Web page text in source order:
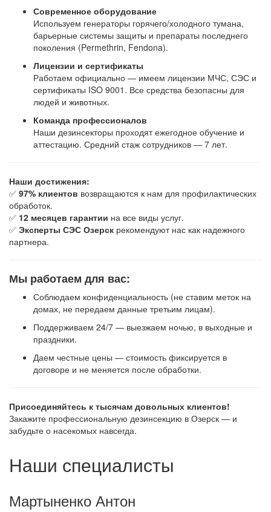
Современное оборудование
Используем генераторы горячего/холодного тумана,
барьерные системы защиты и препараты последнего
поколения (Permethrin, Fendona).
Лицензии и сертификаты
Работаем официально — имеем лицензии МЧС, СЭС и
сертификаты ISO 9001. Все средства безопасны для
людей и животных.
Команда профессионалов
Наши дезинсекторы проходят ежегодное обучение и
аттестацию. Средний стаж сотрудников — 7 лет.
Наши достижения:
✅ 97% клиентов возвращаются к нам для профилактических
обработок.
✅ 12 месяцев гарантии на все виды услуг.
✅ Эксперты СЭС Озерск рекомендуют нас как надежного
партнера.
Мы работаем для вас:
Соблюдаем конфиденциальность (не ставим меток на
домах, не передаем данные третьим лицам).
Поддерживаем 24/7 — выезжаем ночью, в выходные и
праздники.
Даем честные цены — стоимость фиксируется в
договоре и не меняется после обработки.
Присоединяйтесь к тысячам довольных клиентов!
Закажите профессиональную дезинсекцию в Озерск — и
забудьте о насекомых навсегда.
Наши специалисты
Мартыненко Антон